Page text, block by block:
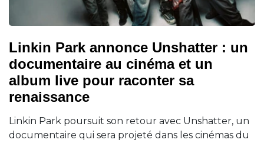
Linkin Park annonce Unshatter : un
documentaire au cinéma et un
album live pour raconter sa
renaissance
Linkin Park poursuit son retour avec Unshatter, un
documentaire qui sera projeté dans les cinémas du